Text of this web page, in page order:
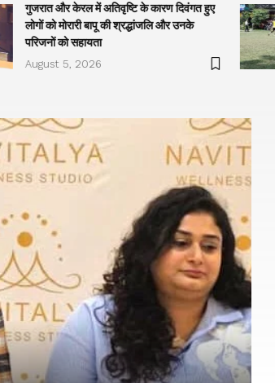
गुजरात और केरल में अतिवृष्टि के कारण दिवंगत हुए
लोगों को मोरारी बापू की श्रद्धांजलि और उनके
परिजनों को सहायता
August 5, 2026